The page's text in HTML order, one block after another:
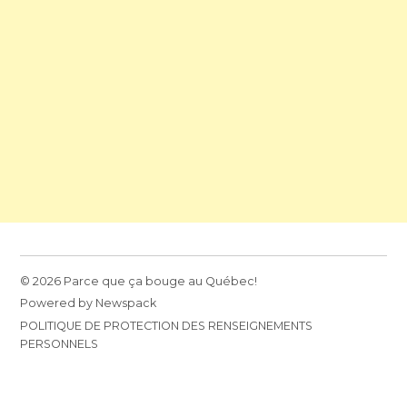
© 2026 Parce que ça bouge au Québec!
Powered by Newspack
POLITIQUE DE PROTECTION DES RENSEIGNEMENTS
PERSONNELS